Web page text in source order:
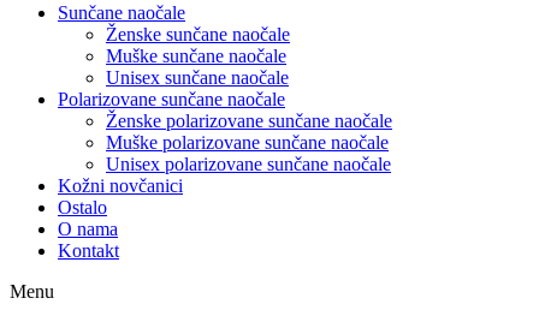
Sunčane naočale
Ženske sunčane naočale
Muške sunčane naočale
Unisex sunčane naočale
Polarizovane sunčane naočale
Ženske polarizovane sunčane naočale
Muške polarizovane sunčane naočale
Unisex polarizovane sunčane naočale
Kožni novčanici
Ostalo
O nama
Kontakt
Menu